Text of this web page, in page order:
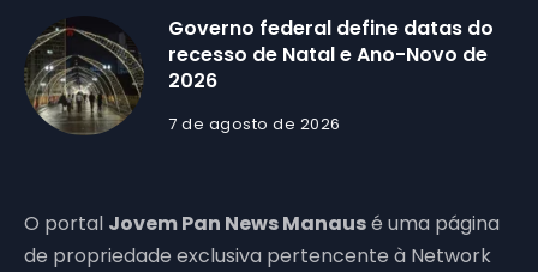
Governo federal define datas do
recesso de Natal e Ano-Novo de
2026
7 de agosto de 2026
O portal Jovem Pan News Manausé uma página
de propriedade exclusiva pertencente à Network